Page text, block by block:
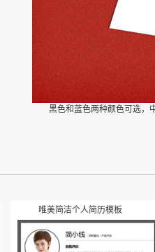
黑色和蓝色两种颜色可选，中
唯美简洁个人简历模板